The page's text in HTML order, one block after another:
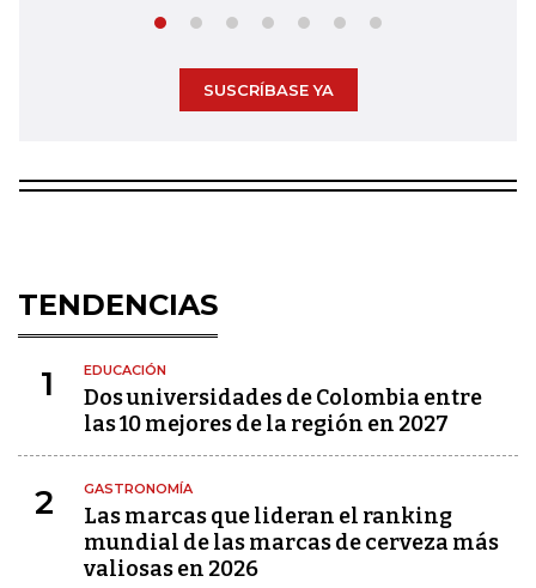
SUSCRÍBASE YA
TENDENCIAS
1 EDUCACIÓN
Dos universidades de Colombia entre
las 10 mejores de la región en 2027
2 GASTRONOMÍA
Las marcas que lideran el ranking
mundial de las marcas de cerveza más
valiosas en 2026